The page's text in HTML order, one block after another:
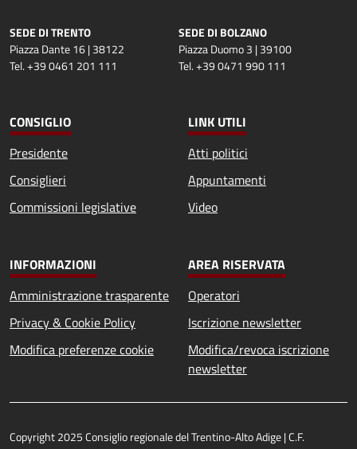
SEDE DI TRENTO
Piazza Dante 16 | 38122
Tel. +39 0461 201 111
SEDE DI BOLZANO
Piazza Duomo 3 | 39100
Tel. +39 0471 990 111
CONSIGLIO
Presidente
Consiglieri
Commissioni legislative
LINK UTILI
Atti politici
Appuntamenti
Video
INFORMAZIONI
Amministrazione trasparente
Privacy & Cookie Policy
Modifica preferenze cookie
AREA RISERVATA
Operatori
Iscrizione newsletter
Modifica/revoca iscrizione
newsletter
Copyright 2025 Consiglio regionale del Trentino-Alto Adige | C.F.